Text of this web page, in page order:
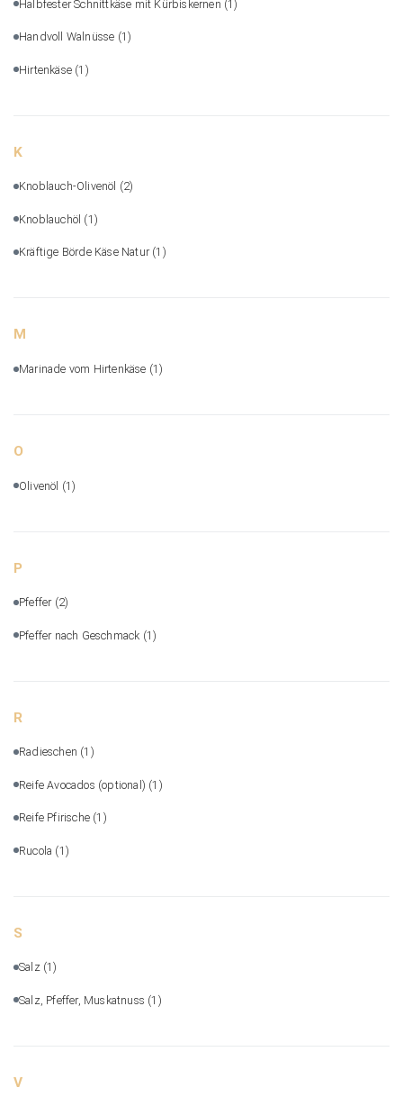
Halbfester Schnittkäse mit Kürbiskernen (1)
Handvoll Walnüsse (1)
Hirtenkäse (1)
K
Knoblauch-Olivenöl (2)
Knoblauchöl (1)
Kräftige Börde Käse Natur (1)
M
Marinade vom Hirtenkäse (1)
O
Olivenöl (1)
P
Pfeffer (2)
Pfeffer nach Geschmack (1)
R
Radieschen (1)
Reife Avocados (optional) (1)
Reife Pfirische (1)
Rucola (1)
S
Salz (1)
Salz, Pfeffer, Muskatnuss (1)
V